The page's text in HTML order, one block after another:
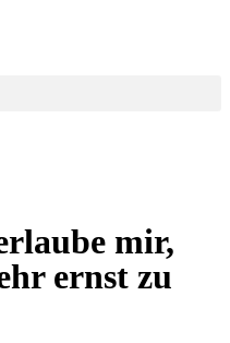
mir,
ernst zu